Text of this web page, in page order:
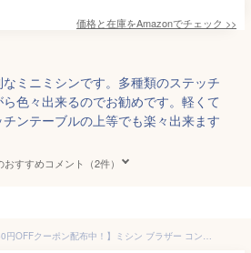
価格と在庫をAmazonでチェック >>
ミニミシンです。多種類のステッチ
色々出来るのでお勧めです。軽くて
ンテーブルの上等でも楽々出来ます
おすすめコメント（2件）
【ポイント20倍＆1,550円OFFクーポン配布中！】ミシン ブラザー コンピューターミシン S71-SL S71SL フットコントローラー付 ミシン糸 ボビン ミシン 初心者 文字縫い 刺繍 漢字 フリーアーム 入園入学準備 ハードケース付 ブラザーミシン